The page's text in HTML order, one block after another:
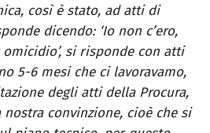
così è stato, ad atti di
dicendo: ‘Io non c’ero,
si risponde con atti
5-6 mesi che ci lavoravamo,
degli atti della Procura,
convinzione, cioè che si